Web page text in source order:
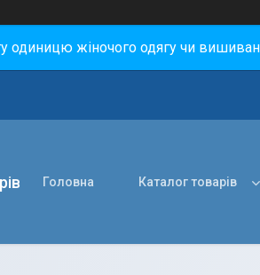
одиницю жіночого одягу чи
Головна Каталог товарів